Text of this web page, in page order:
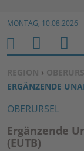
MONTAG, 10.08.2026
SIE BEFINDEN
REGION ›
ERGÄNZENDE
OBERURSEL
Ergänzende
(EUTB)
H
O
M
E
M
E
N
U
S
U
C
N